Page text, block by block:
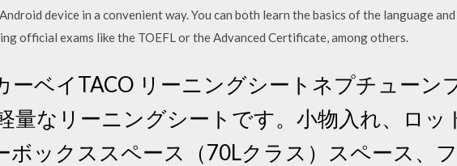
device in a convenient way. You can both learn the basics of the language and
official exams like the TOEFL or the Advanced Certificate, among others.
ーベイTACO リーニングシートネプチューン
量なリーニングシートです。小物入れ、ロッ
ボックススペース（70Lクラス）スペース、